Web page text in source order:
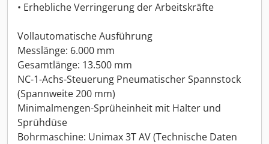
• Erhebliche Verringerung der Arbeitskräfte
Vollautomatische Ausführung
Messlänge: 6.000 mm
Gesamtlänge: 13.500 mm
NC-1-Achs-Steuerung Pneumatischer Spannstock
(Spannweite 200 mm)
Minimalmengen-Sprüheinheit mit Halter und
Sprühdüse
Bohrmaschine: Unimax 3T AV (Technische Daten